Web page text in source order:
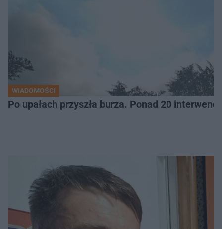
WIADOMOŚCI
Po upałach przyszła burza. Ponad 20